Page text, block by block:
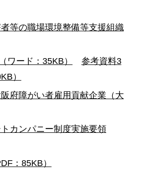
等の職場環境整備等支援組織
ード：35KB）
参考資料3
）
府障がい者雇用貢献企業（大
カンパニー制度実施要領
：85KB）